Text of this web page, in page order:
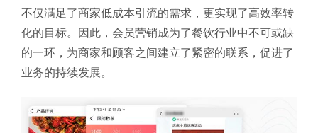
不仅满足了商家低成本引流的需求，更实现了高效率转
化的目标。因此，会员营销成为了餐饮行业中不可或缺
的一环，为商家和顾客之间建立了紧密的联系，促进了
业务的持续发展。